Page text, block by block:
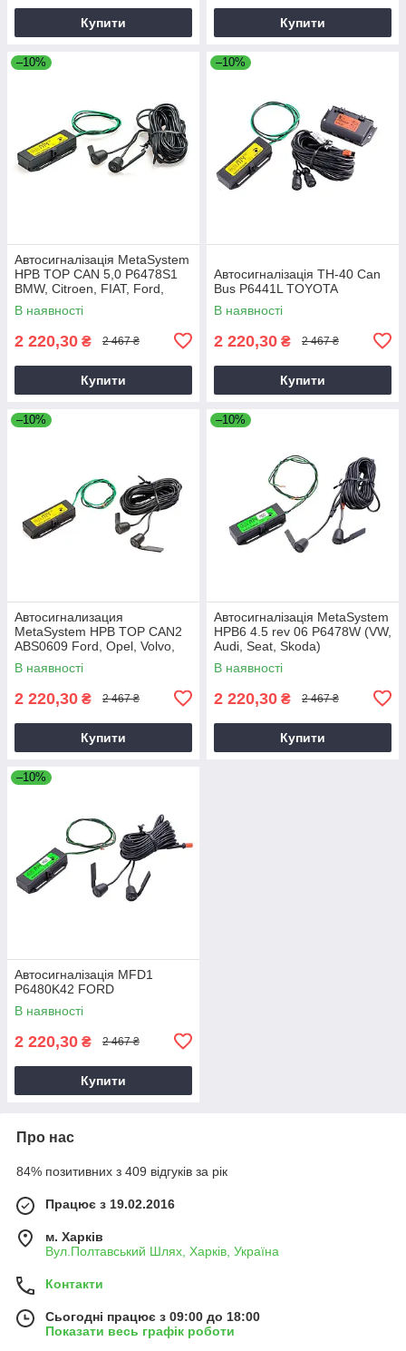
Купити Купити
–10%
Автосигналізація MetaSystem
HPB TOP CAN 5,0 P6478S1
BMW, Citroen, FIAT, Ford,
Mercedes, Peugeot, Toyota
В наявності
2 220,30 ₴ 2 467 ₴
Купити
–10%
Автосигналізація TH-40 Can
Bus P6441L TOYOTA
В наявності
2 220,30 ₴ 2 467 ₴
Купити
–10%
Автосигнализация
MetaSystem HPB TOP CAN2
ABS0609 Ford, Opel, Volvo,
Chevrolet, Honda, Saab,
В наявності
2 220,30 ₴ 2 467 ₴
Купити
–10%
Автосигналізація MetaSystem
HPB6 4.5 rev 06 P6478W (VW,
Audi, Seat, Skoda)
В наявності
2 220,30 ₴ 2 467 ₴
Купити
–10%
Автосигналізація MFD1
P6480K42 FORD
В наявності
2 220,30 ₴ 2 467 ₴
Купити
Про нас
84% позитивних з 409 відгуків за рік
Працює з 19.02.2016
м. Харків
Вул.Полтавський Шлях, Харків, Україна
Контакти
Сьогодні працює з 09:00 до 18:00
Показати весь графік роботи